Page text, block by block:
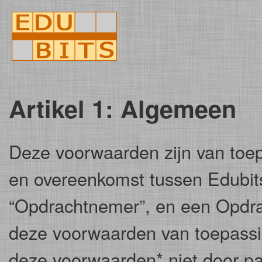
Artikel 1: Algemeen
Deze voorwaarden zijn van
en overeenkomst tussen
“Opdrachtnemer”, en een
deze voorwaarden van